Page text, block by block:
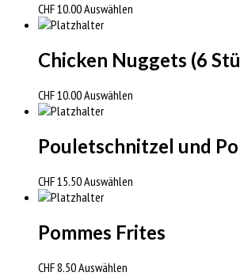
CHF10.00Auswählen
Chicken Nuggets (6
CHF10.00Auswählen
Pouletschnitzel und
CHF15.50Auswählen
Pommes Frites
CHF8.50Auswählen